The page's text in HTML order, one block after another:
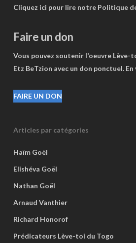
Cliquez ici pour lire notre Politique
Faire un don
Vous pouvez soutenir l'oeuvre
Etz BeTzion avec un don ponctuel.
FAIRE UN DON
Articles par catégories
Haïm Goël
Elishéva Goël
Nathan Goël
Arnaud Vanthier
Richard Honorof
Prédicateurs Lève-toi du Togo